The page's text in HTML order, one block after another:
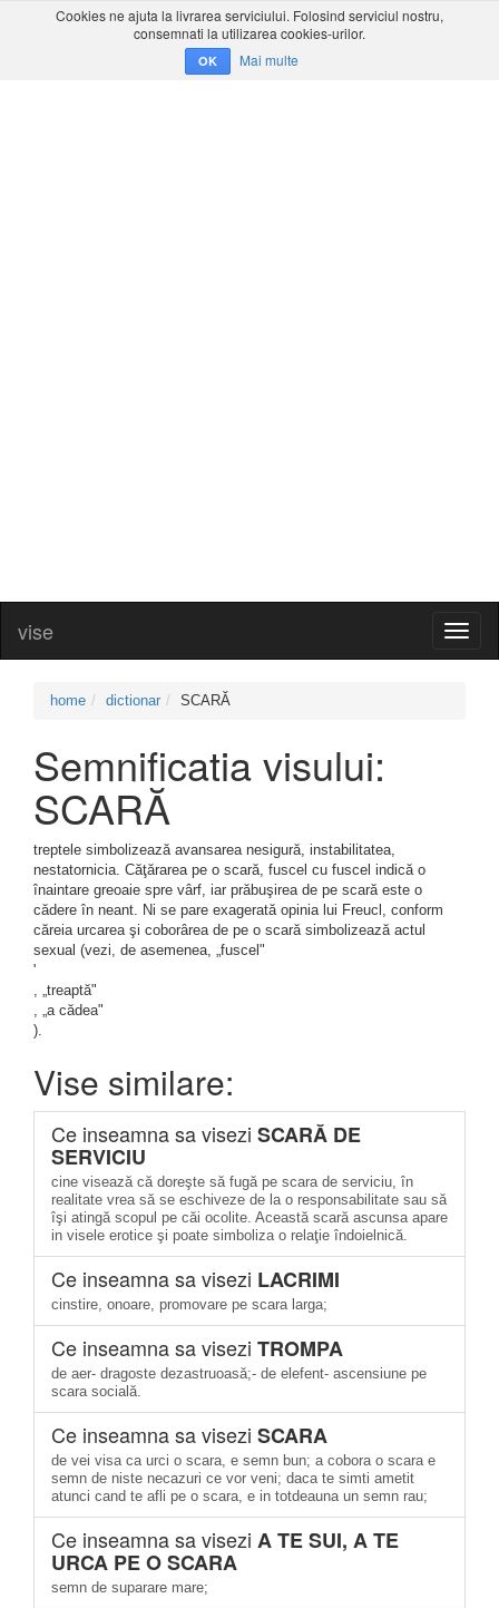
Cookies ne ajuta la livrarea serviciului. Folosind serviciul nostru,
consemnati la utilizarea cookies-urilor.
OK Mai multe
vise
home dictionar SCARĂ
Semnificatia visului:
SCARĂ
treptele simbolizează avansarea nesigură, instabilitatea,
nestatornicia. Căţărarea pe o scară, fuscel cu fuscel indică o
înaintare greoaie spre vârf, iar prăbuşirea de pe scară este o
cădere în neant. Ni se pare exagerată opinia lui Freucl, conform
căreia urcarea şi coborârea de pe o scară simbolizează actul
sexual (vezi, de asemenea, „fuscel"
'
, „treaptă"
, „a cădea"
).
Vise similare:
Ce inseamna sa visezi SCARĂ DE
SERVICIU
cine visează că doreşte să fugă pe scara de serviciu, în
realitate vrea să se eschiveze de la o responsabilitate sau să
îşi atingă scopul pe căi ocolite. Această scară ascunsa apare
in visele erotice şi poate simboliza o relaţie îndoielnică.
Ce inseamna sa visezi LACRIMI
cinstire, onoare, promovare pe scara larga;
Ce inseamna sa visezi TROMPA
de aer- dragoste dezastruoasă;- de elefent- ascensiune pe
scara socială.
Ce inseamna sa visezi SCARA
de vei visa ca urci o scara, e semn bun; a cobora o scara e
semn de niste necazuri ce vor veni; daca te simti ametit
atunci cand te afli pe o scara, e in totdeauna un semn rau;
Ce inseamna sa visezi A TE SUI, A TE
URCA PE O SCARA
semn de suparare mare;